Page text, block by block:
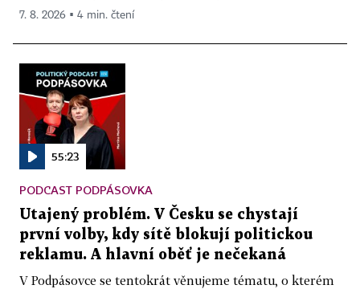
7. 8. 2026 ▪ 4 min. čtení
55:23
PODCAST PODPÁSOVKA
Utajený problém. V Česku se chystají
první volby, kdy sítě blokují politickou
reklamu. A hlavní oběť je nečekaná
V Podpásovce se tentokrát věnujeme tématu, o kterém